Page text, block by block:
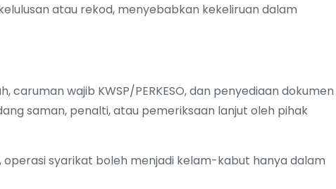
atau rekod, menyebabkan kekeliruan dalam
wajib KWSP/PERKESO, dan penyediaan dokumen
saman, penalti, atau pemeriksaan lanjut oleh pihak
syarikat boleh menjadi kelam-kabut hanya dalam